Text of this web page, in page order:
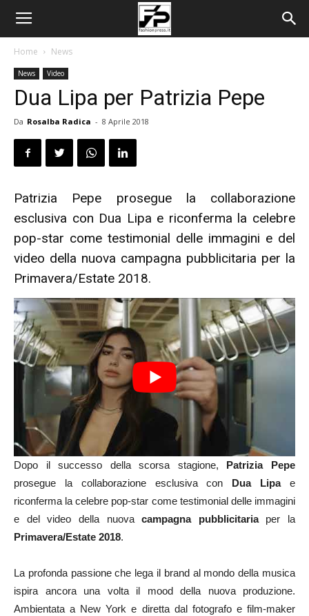
Home News
News Video
Dua Lipa per Patrizia Pepe
Da Rosalba Radica - 8 Aprile 2018
Patrizia Pepe prosegue la collaborazione
esclusiva con Dua Lipa e riconferma la celebre
pop-star come testimonial delle immagini e del
video della nuova campagna pubblicitaria per la
Primavera/Estate 2018.
Dopo il successo della scorsa stagione, Patrizia Pepe
prosegue la collaborazione esclusiva con Dua Lipae
riconferma la celebre pop-star come testimonial delle immagini
e del video della nuovacampagna pubblicitariaper la
Primavera/Estate 2018.
La profonda passione che lega il brand al mondo della musica
ispira ancora una volta il mood della nuova produzione.
Ambientata a New York e diretta dal fotografo e film-maker